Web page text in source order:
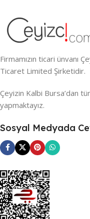
Firmamızın ticari ünvanı
Ticaret Limited Şirketidir.
Çeyizin Kalbi Bursa’dan
yapmaktayız.
Sosyal Medyada